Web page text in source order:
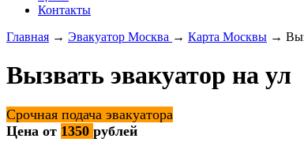
Контакты
Главная → Эвакуатор Москва → Карта Москвы →
Вызвать эвакуатор на
Срочная подача эвакуатора
Цена от 1350 рублей